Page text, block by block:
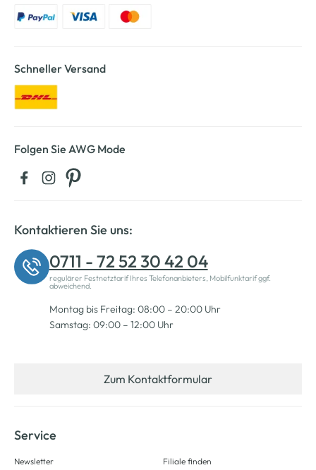
Schneller Versand
Folgen Sie AWG Mode
Kontaktieren Sie uns:
0711 - 72 52 30 42 04
regulärer Festnetztarif Ihres Telefonanbieters, Mobilfunktarif ggf.
abweichend.
Montag bis Freitag: 08:00 – 20:00 Uhr
Samstag: 09:00 – 12:00 Uhr
Zum Kontaktformular
Service
Newsletter Filiale finden